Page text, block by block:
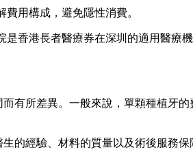
用構成，避免隱性消費。
港長者醫療券在深圳的適用醫療
所差異。一般來說，單顆種植牙
經驗、材料的質量以及術後服務